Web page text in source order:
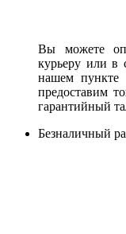
Вы можете
курьеру или в
нашем пункте
предоставим
гарантийный
Безналичный